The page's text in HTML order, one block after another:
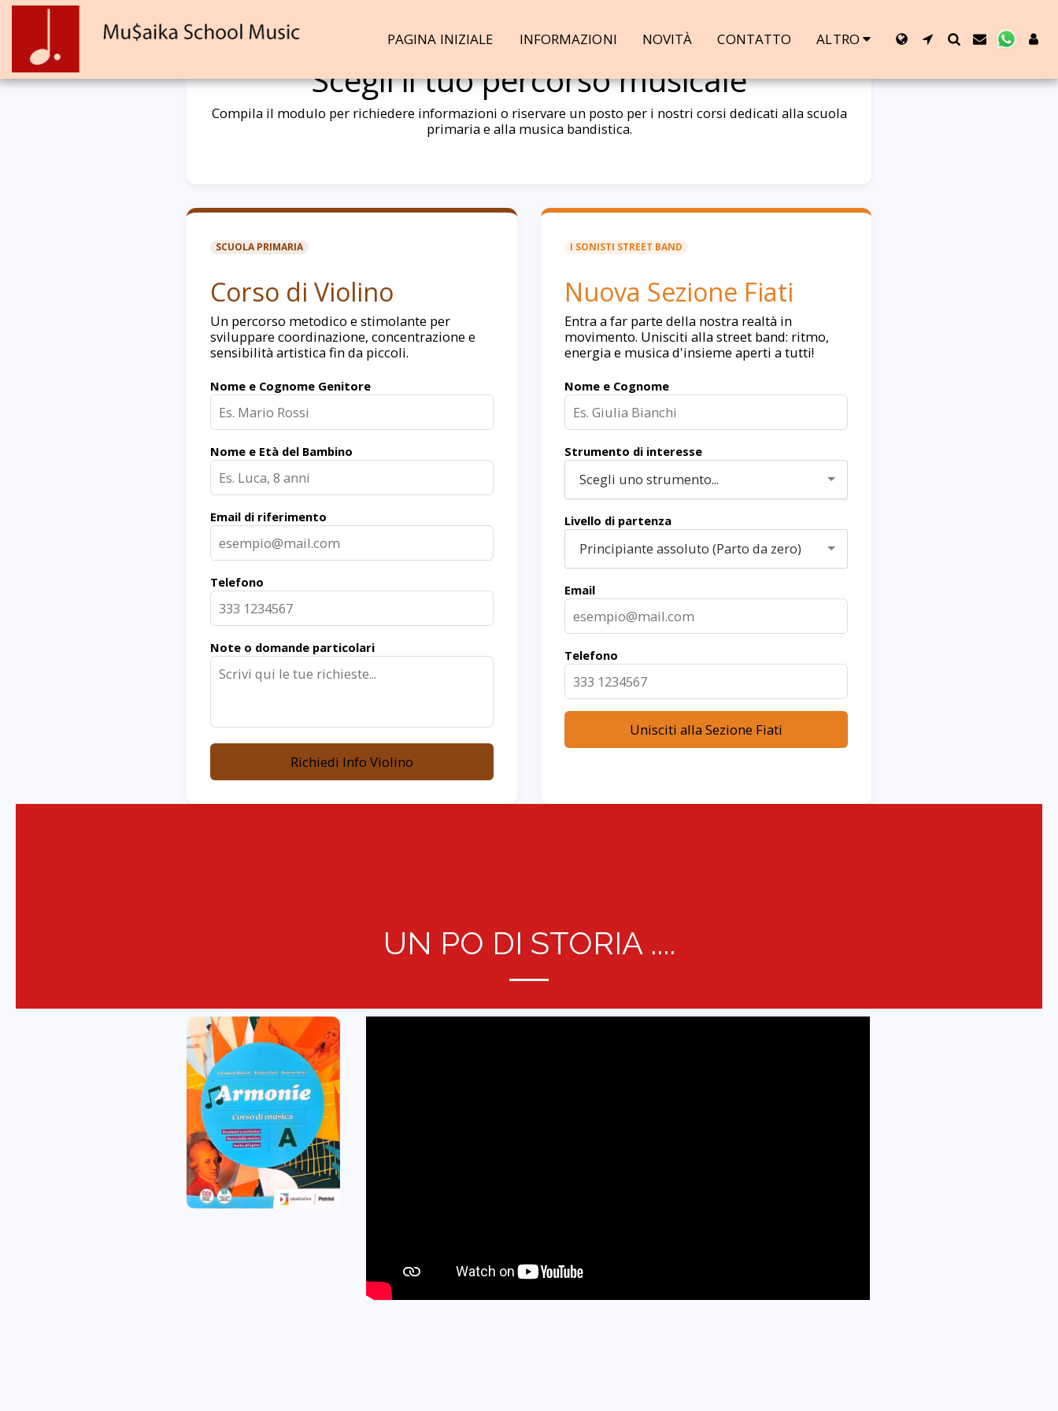
Scegli il tuo percorso musicale
Compila il modulo per richiedere informazioni o riservare un posto per i nostri corsi dedicati alla scuola
primaria e alla musica bandistica.
SCUOLA PRIMARIA
Corso di Violino
Un percorso metodico e stimolante per
sviluppare coordinazione, concentrazione e
sensibilità artistica fin da piccoli.
Nome e Cognome Genitore
Nome e Età del Bambino
Email di riferimento
Telefono
Note o domande particolari
Richiedi Info Violino
I SONISTI STREET BAND
Nuova Sezione Fiati
Entra a far parte della nostra realtà in
movimento. Unisciti alla street band: ritmo,
energia e musica d'insieme aperti a tutti!
Nome e Cognome
Strumento di interesse
Scegli uno strumento...
Livello di partenza
Principiante assoluto (Parto da zero)
Email
Telefono
Unisciti alla Sezione Fiati
PAGINA INIZIALE INFORMAZIONI NOVITÀ CONTATTO ALTRO
UN PO DI STORIA ....